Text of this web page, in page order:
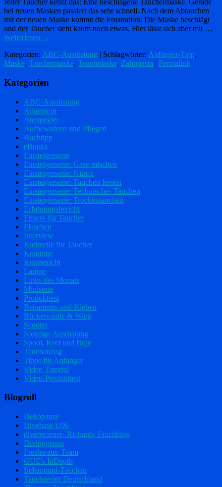
Jeder Taucher kennt das: Eine beschlagene Tauchermaske. Gerade
bei neuen Masken passiert das sehr schnell. Nach dem Abtauchen
mit der neuen Maske kommt die Frustration: Die Maske beschlägt
und der Taucher sieht kaum noch etwas. Hier lässt sich aber mit …
Weiterlesen →
Kategorien: ABC-Ausrüstung | Schlagwörter: Anfänger-Tipp,
Maske, Tauchermaske, Tauchmaske, Zahnpasta | Permalink
Kategorien
ABC-Ausrüstung
Allgemein
Atemregler
Aufbewahren und Pflegen
Buchtipp
eBooks
Einsteigerserie
Einsteigerserie: Gase mischen
Einsteigerserie: Nitrox
Einsteigerserie: Tauchen lernen
Einsteigerserie: Technisches Tauchen
Einsteigerserie: Trockentauchen
Erfahrungsbericht
Fitness für Taucher
Flaschen
Interview
Kleinteile für Taucher
Kolumne
Kursbericht
Lampe
Links des Monats
Miniserie
Produkttest
Reparieren und Kleben
Rückenplatte & Wing
Scooter
Sonstige Ausrüstung
Spool, Reel und Boje
Tauchanzug
Tipps für Anfänger
Video Tutorial
Video-Produkttest
Blogroll
Dekopause
Divebase U96
diverscorner- Richards Tauchblog
Divinggroup
Freshwater-Team
GUE's InDepth
Sidemount-Tauchen
Tauchrevier Deutschland